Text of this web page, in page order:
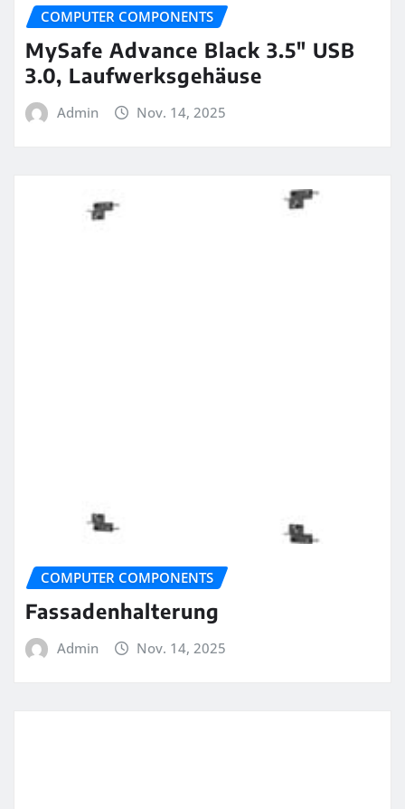
COMPUTER COMPONENTS
MySafe Advance Black 3.5″ USB
3.0, Laufwerksgehäuse
Admin Nov. 14, 2025
COMPUTER COMPONENTS
Fassadenhalterung
Admin Nov. 14, 2025